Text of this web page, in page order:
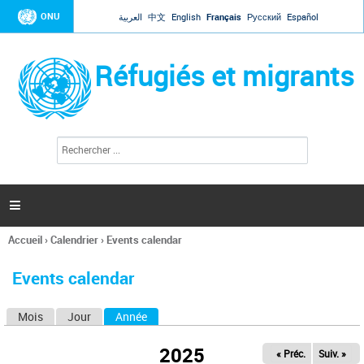
Jump to navigation
ONU العربية 中文 English Français Русский Español
Réfugiés et migrants
l
c
h
e

Vous
ici
Accueil›Calendrier› Events calendar
Events calendar
Mois Jour Année
2025 « Préc. Suiv. »